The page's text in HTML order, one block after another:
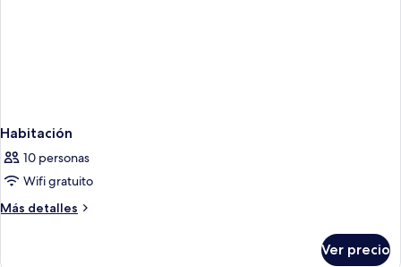
Habitación
10 personas
Wifi gratuito
Más detalles
Más
Ver precio